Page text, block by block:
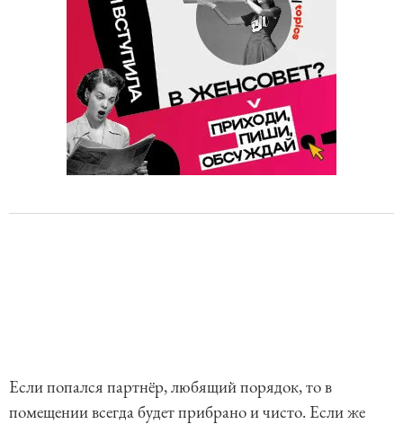
Если попался партнёр, любящий порядок, то в
помещении всегда будет прибрано и чисто. Если же